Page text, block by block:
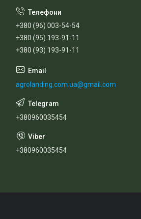
+380 (96) 003-54-54
+380 (95) 193-91-11
+380 (93) 193-91-11
agrolanding.com.ua@gmail.com
+380960035454
+380960035454